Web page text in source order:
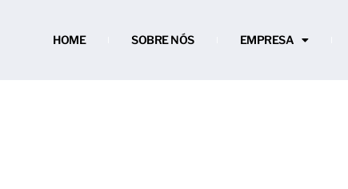
HOME SOBRE NÓS EMPRESA